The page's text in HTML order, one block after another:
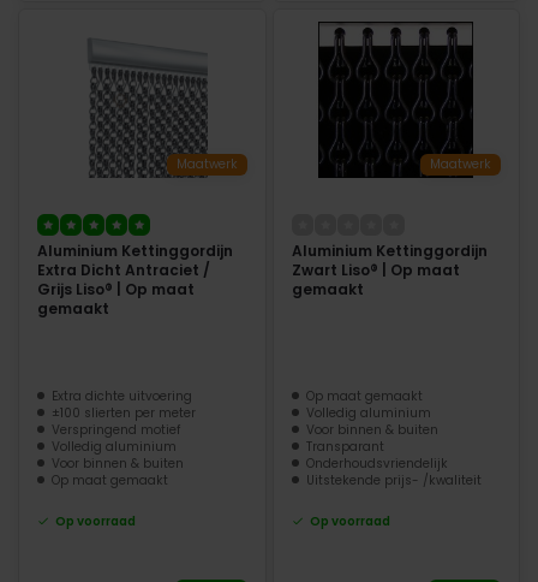
Maatwerk
Aluminium Kettinggordijn
Extra Dicht Antraciet /
Grijs Liso® | Op maat
gemaakt
Extra dichte uitvoering
±100 slierten per meter
Verspringend motief
Volledig aluminium
Voor binnen & buiten
Op maat gemaakt
Op voorraad
Maatwerk
Aluminium Kettinggordijn
Zwart Liso® | Op maat
gemaakt
Op maat gemaakt
Volledig aluminium
Voor binnen & buiten
Transparant
Onderhoudsvriendelijk
Uitstekende prijs- /kwaliteit
Op voorraad